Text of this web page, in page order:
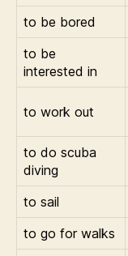
to be bored
to be
interested in
to work out
to do scuba
diving
to sail
to go for walks